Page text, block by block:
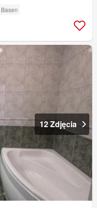
Basen
12 Zdjęcia